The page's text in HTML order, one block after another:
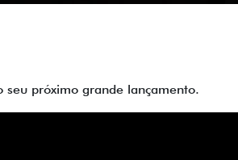
próximo grande lançamento.